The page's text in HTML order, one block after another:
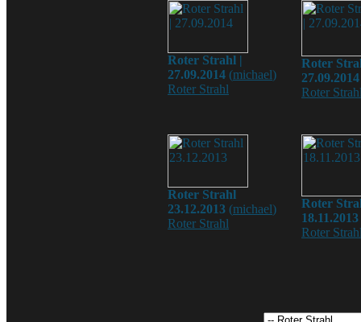
Roter Strahl |
27.09.2014 (michael)
Roter Strahl
Roter
27.09.2014
Roter
Roter Strahl
23.12.2013 (michael)
Roter Strahl
Roter
18.11.2013
Roter